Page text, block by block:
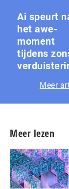
Ai speurt
het awe-
moment
tijdens
Meer
Meer lezen